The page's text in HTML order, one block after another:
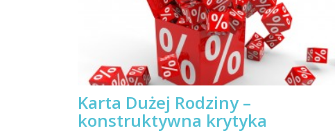
Karta Dużej Rodziny –
konstruktywna krytyka